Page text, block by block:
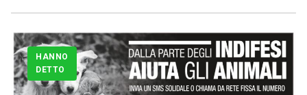
Serie B
HANNO
DETTO